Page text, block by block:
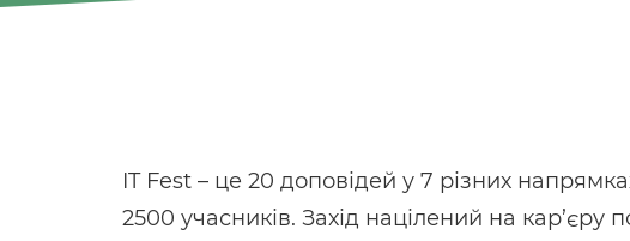
IT Fest – це 20 доповідей у ​​7 різних
2500 учасників. Захід націлений на кар’єру